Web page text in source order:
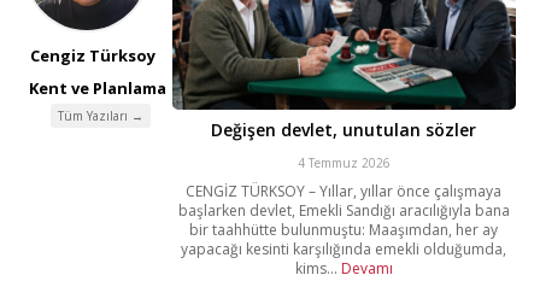
Cengiz Türksoy
Kent ve Planlama
Tüm Yazıları →
Değişen devlet, unutulan sözler
4 Temmuz 2026
CENGİZ TÜRKSOY – Yıllar, yıllar önce çalışmaya
başlarken devlet, Emekli Sandığı aracılığıyla bana
bir taahhütte bulunmuştu: Maaşımdan, her ay
yapacağı kesinti karşılığında emekli olduğumda,
kims... Devamı